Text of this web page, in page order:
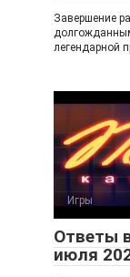
Завершение
легендарной
Игры
Ответы
июля